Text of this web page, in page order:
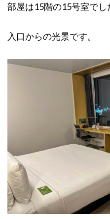
部屋は15階の15号室でし
入口からの光景です。